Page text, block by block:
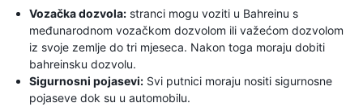
Vozačka dozvola: stranci mogu voziti u Bahreinu s
međunarodnom vozačkom dozvolom ili važećom dozvolom
iz svoje zemlje do tri mjeseca. Nakon toga moraju dobiti
bahreinsku dozvolu.
Sigurnosni pojasevi: Svi putnici moraju nositi sigurnosne
pojaseve dok su u automobilu.